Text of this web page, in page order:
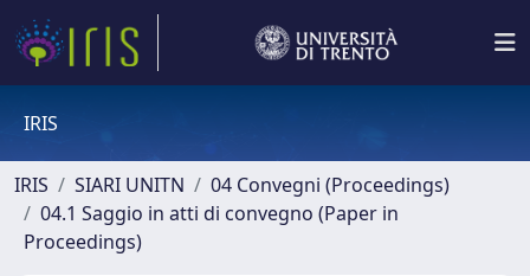
IRIS
IRIS SIARI UNITN
04 Convegni (Proceedings)
04.1 Saggio in atti di convegno (Paper in
Proceedings)